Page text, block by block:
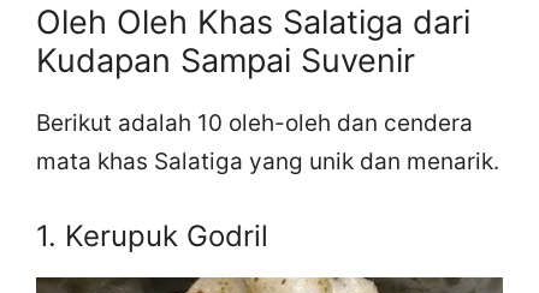
Oleh Oleh Khas Salatiga dari
Kudapan Sampai Suvenir
Berikut adalah 10 oleh-oleh dan cendera
mata khas Salatiga yang unik dan menarik.
1. Kerupuk Godril